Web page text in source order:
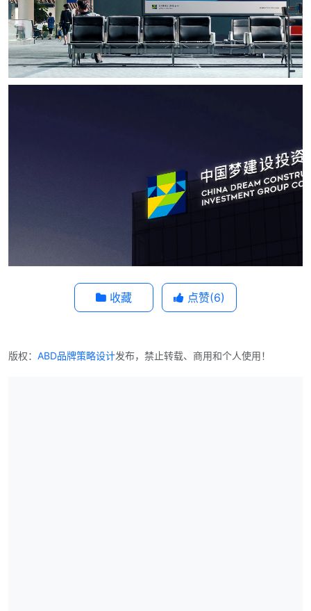
收藏 点赞(6)
版权： ABD品牌策略设计发布，禁止转载、商用和个人使用！